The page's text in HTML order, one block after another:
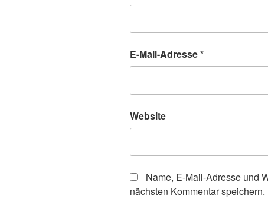
E-Mail-Adresse*
Website
Name, E-Mail-Adresse und
nächsten Kommentar speichern.